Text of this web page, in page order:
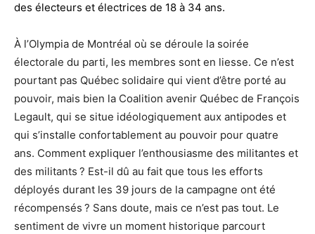
des électeurs et électrices de 18 à 34 ans.
À l’Olympia de Montréal où se déroule la soirée
électorale du parti, les membres sont en liesse. Ce n’est
pourtant pas Québec solidaire qui vient d’être porté au
pouvoir, mais bien la Coalition avenir Québec de François
Legault, qui se situe idéologiquement aux antipodes et
qui s’installe confortablement au pouvoir pour quatre
ans. Comment expliquer l’enthousiasme des militantes et
des militants ? Est-il dû au fait que tous les efforts
déployés durant les 39 jours de la campagne ont été
récompensés ? Sans doute, mais ce n’est pas tout. Le
sentiment de vivre un moment historique parcourt